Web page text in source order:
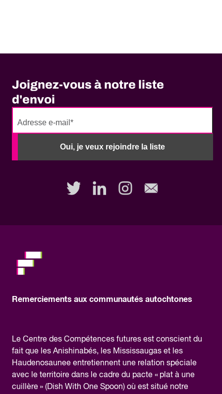
Joignez-vous à notre liste
d'envoi
Oui, je veux rejoindre la liste
No
fill
Remerciements aux communautés autochtones
Le Centre des Compétences futures est conscient du
fait que les Anishinabés, les Mississaugas et les
Haudenosaunee entretiennent une relation spéciale
avec le territoire dans le cadre du pacte « plat à une
cuillère » (Dish With One Spoon) où est situé notre